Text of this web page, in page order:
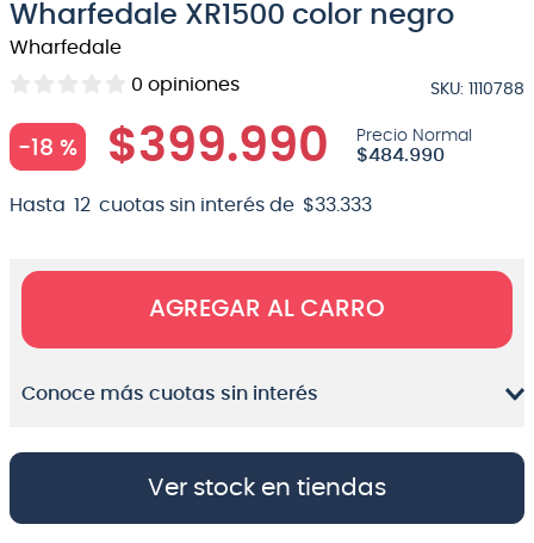
Wharfedale XR1500 color negro
Wharfedale
0 opiniones SKU: 1110788
-18 % $399.990 $484.990
Hasta 12 cuotas sin interés de $33 333
AGREGAR AL CARRO
Conoce más cuotas sin interés
Ver stock en tiendas